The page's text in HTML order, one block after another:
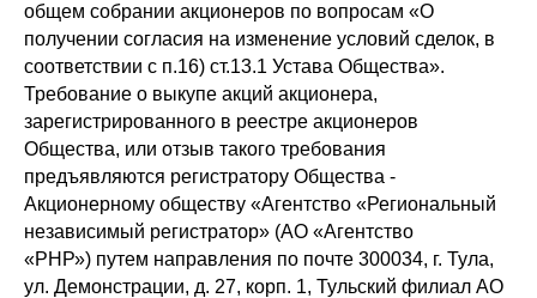
общем собрании акционеров по вопросам «О
получении согласия на изменение условий сделок, в
соответствии с п.16) ст.13.1 Устава Общества».
Требование о выкупе акций акционера,
зарегистрированного в реестре акционеров
Общества, или отзыв такого требования
предъявляются регистратору Общества -
Акционерному обществу «Агентство «Региональный
независимый регистратор» (АО «Агентство
«РНР») путем направления по почте 300034, г. Тула,
ул. Демонстрации, д. 27, корп. 1, Тульский филиал АО